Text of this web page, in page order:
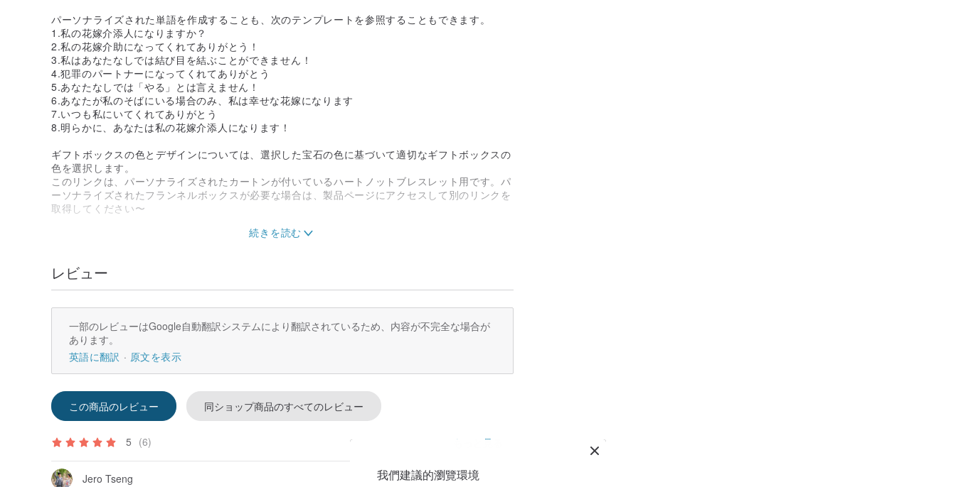
パーソナライズされた単語を作成することも、次のテンプレートを参照することもできます。
1.私の花嫁介添人になりますか？
2.私の花嫁介助になってくれてありがとう！
3.私はあなたなしでは結び目を結ぶことができません！
4.犯罪のパートナーになってくれてありがとう
5.あなたなしでは「やる」とは言えません！
6.あなたが私のそばにいる場合のみ、私は幸せな花嫁になります
7.いつも私にいてくれてありがとう
8.明らかに、あなたは私の花嫁介添人になります！
ギフトボックスの色とデザインについては、選択した宝石の色に基づいて適切なギフトボックスの
色を選択します。
このリンクは、パーソナライズされたカートンが付いているハートノットブレスレット用です。パ
ーソナライズされたフランネルボックスが必要な場合は、製品ページにアクセスして別のリンクを
取得してください〜
択する必要があります、色の保持が長持ちします！
ご不明な点がございましたら、受信トレイまでご連絡ください〜
レビュー
一部のレビューはGoogle自動翻訳システムにより翻訳されているため、内容が不完全な場合が
あります。
英語に翻訳
原文を表示
この商品のレビュー 同ショップ商品のすべてのレビュー
5 (6) もっと見る
Jero Tseng
我們建議的瀏覽環境